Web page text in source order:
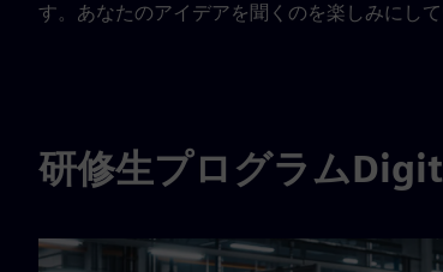
す。あなたのアイデアを聞くのを楽しみにして
研修生プログラム